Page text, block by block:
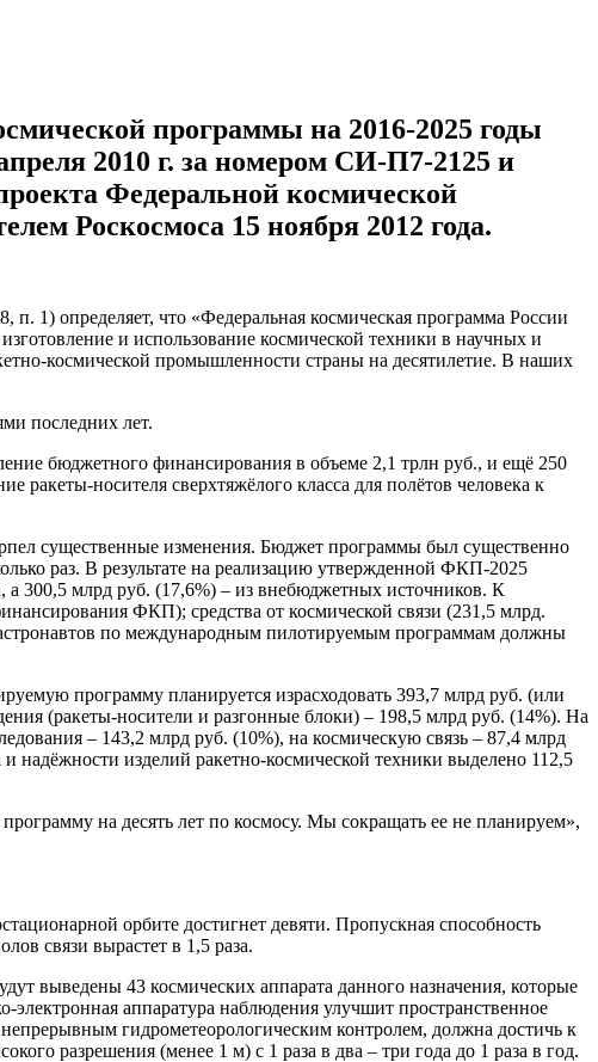
программы на 2016-2025 годы
2010 г. за номером СИ-П7-2125 и
Федеральной космической
Роскосмоса 15 ноября 2012 года.
1) определяет, что «Федеральная космическая программа России
и использование космической техники в научных и
космической промышленности страны на десятилетие. В наших
последних лет.
бюджетного финансирования в объеме 2,1 трлн руб., и ещё 250
носителя сверхтяжёлого класса для полётов человека к
существенные изменения. Бюджет программы был существенно
раз. В результате на реализацию утвержденной ФКП-2025
а 300,5 млрд руб. (17,6%) – из внебюджетных источников. К
ФКП); средства от космической связи (231,5 млрд.
по международным пилотируемым программам должны
программу планируется израсходовать 393,7 млрд руб. (или
(ракеты-носители и разгонные блоки) – 198,5 млрд руб. (14%). На
– 143,2 млрд руб. (10%), на космическую связь – 87,4 млрд
изделий ракетно-космической техники выделено 112,5
на десять лет по космосу. Мы сокращать ее не планируем»,
орбите достигнет девяти. Пропускная способность
связи вырастет в 1,5 раза.
выведены 43 космических аппарата данного назначения, которые
аппаратура наблюдения улучшит пространственное
гидрометеорологическим контролем, должна достичь к
разрешения (менее 1 м) с 1 раза в два – три года до 1 раза в год.